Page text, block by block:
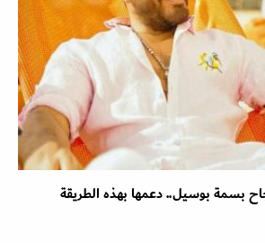
بسمة بوسيل.. دعمها بهذه الطريقة